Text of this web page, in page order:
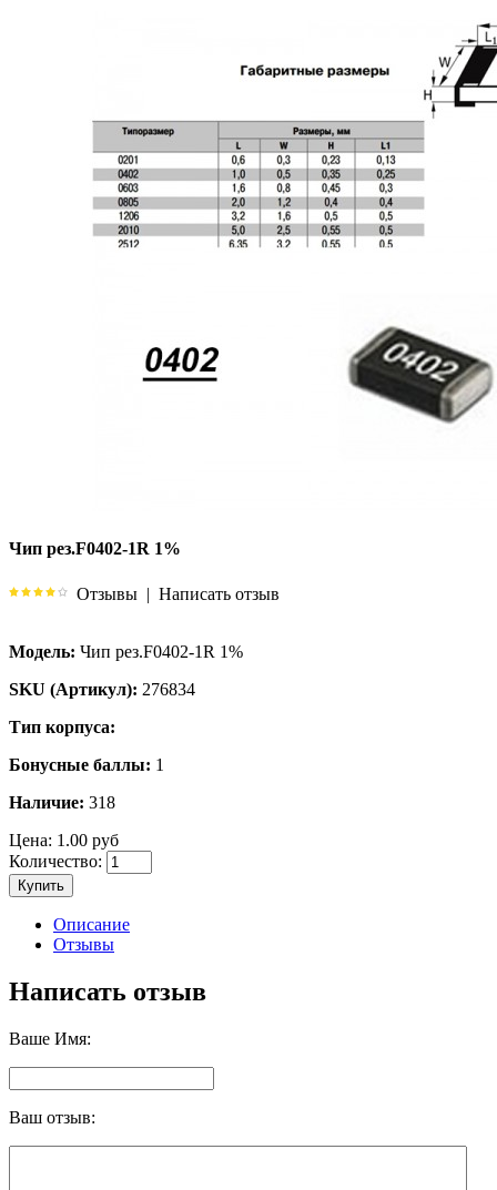
Чип рез.F0402-1R 1%
Отзывы | Написать отзыв
Модель: Чип рез.F0402-1R 1%
SKU (Артикул): 276834
Тип корпуса:
Бонусные баллы: 1
Наличие: 318
Цена: 1.00 руб
Количество:
Купить
Описание
Отзывы
Написать отзыв
Ваше Имя:
Ваш отзыв: